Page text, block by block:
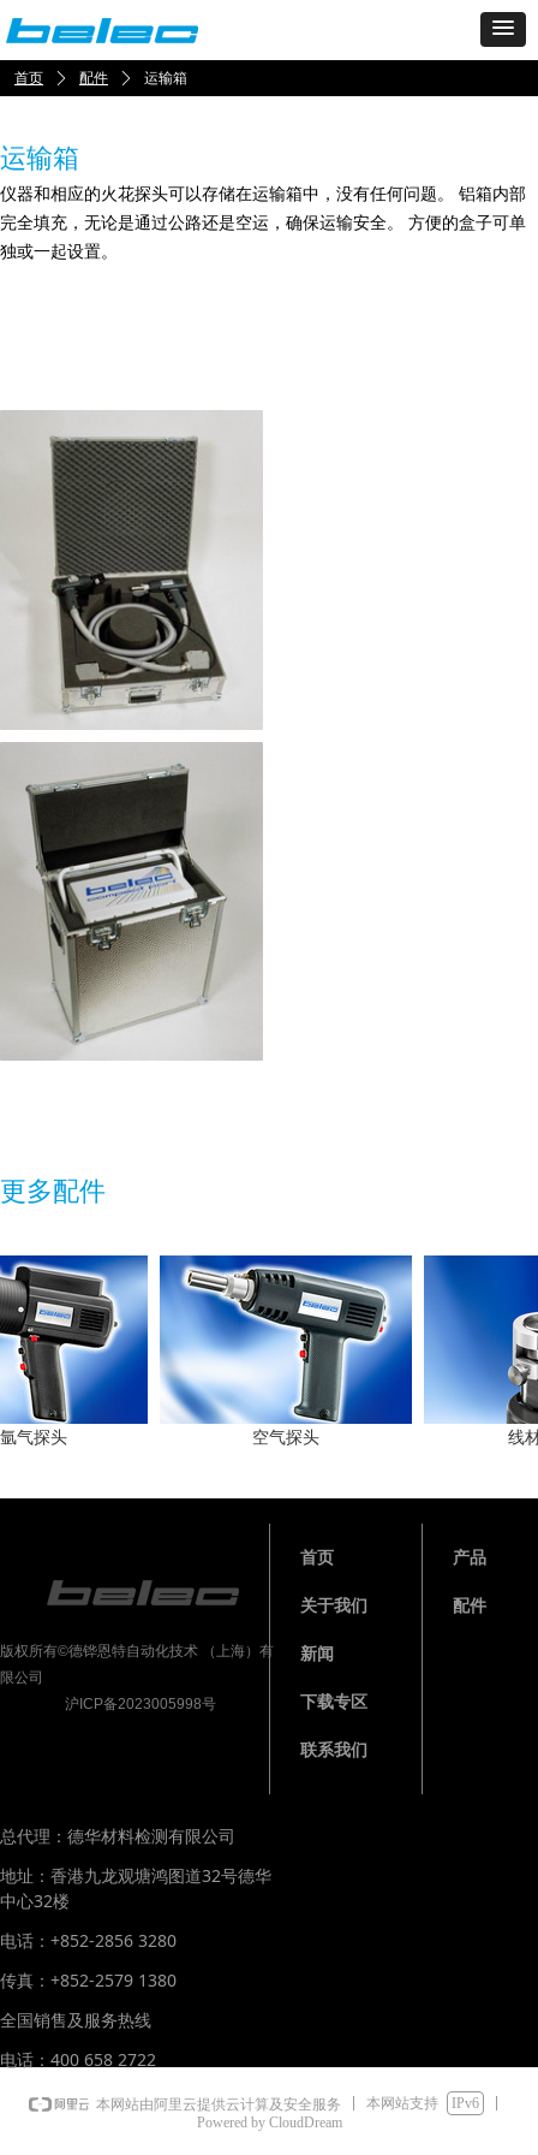
首页 ꄲ 配件 ꄲ 运输箱
运输箱
仪器和相应的火花探头可以存储在运输箱中，没有任何问题。 铝箱内部
完全填充，无论是通过公路还是空运，确保运输安全。 方便的盒子可单
独或一起设置。
更多配件
探头 空气探头 线材
版权所有©德铧恩特自动化技术 （上海）有
限公司
沪ICP备2023005998号
首页
关于我们
新闻
下载专区
联系我们
产品
配件
总代理：德华材料检测有限公司
地址：香港九龙观塘鸿图道32号德华
中心32楼
电话：+852-2856 3280
传真：+852-2579 1380
全国销售及服务热线
电话：400 658 2722
本网站由阿里云提供云计算及安全服务 本网站支持
IPv6
Powered by CloudDream